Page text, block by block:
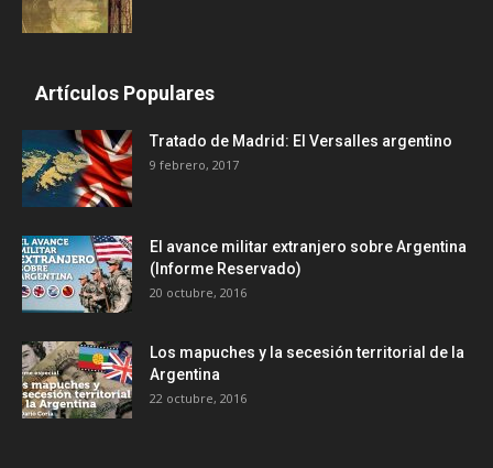
Artículos Populares
Tratado de Madrid: El Versalles argentino
9 febrero, 2017
El avance militar extranjero sobre Argentina
(Informe Reservado)
20 octubre, 2016
Los mapuches y la secesión territorial de la
Argentina
22 octubre, 2016